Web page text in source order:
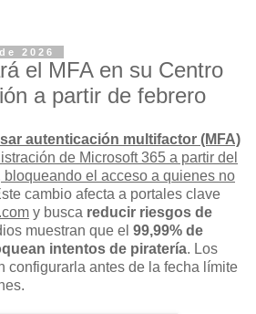
2026
el MFA en su Centro
a partir de febrero
autenticación multifactor (MFA)
de Microsoft 365 a partir del
bloqueando el acceso a quienes no
cambio afecta a portales clave
y busca reducir riesgos de
muestran que el 99,99% de
intentos de piratería. Los
configurarla antes de la fecha límite